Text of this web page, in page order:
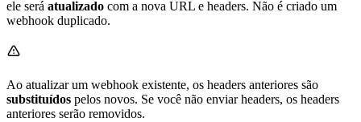
ele será atualizado com a nova URL e headers. Não é criado um
webhook duplicado.
Ao atualizar um webhook existente, os headers anteriores são
substituídos pelos novos. Se você não enviar headers, os headers
anteriores serão removidos.